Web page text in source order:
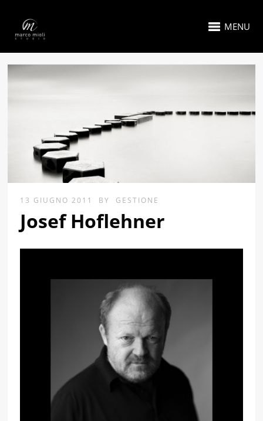
MENU
13 GIUGNO 2011 BY GESTIONE
Josef Hoflehner